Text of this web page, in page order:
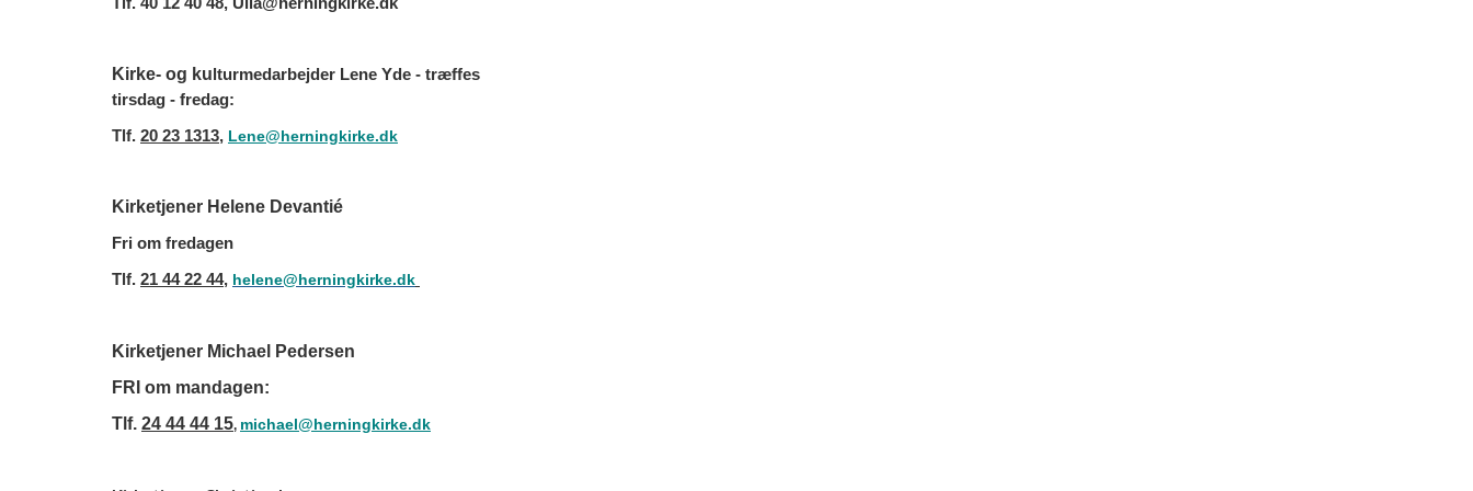
Kirke- og kulturmedarbejder Lene Yde - træffes
tirsdag - fredag:
Tlf. 20 23 1313, Lene@herningkirke.dk
Kirketjener Helene Devantié
Fri om fredagen
Tlf. 21 44 22 44, helene@herningkirke.dk
Kirketjener Michael Pedersen
FRI om mandagen:
Tlf. 24 44 44 15, michael@herningkirke.dk